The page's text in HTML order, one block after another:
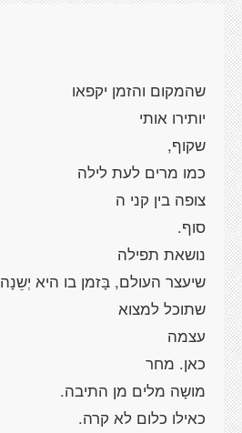
שהמקום והזמן יקפאו
יותירו אותי
שקוף,
כמו מרים לעת לילה
צופה בין קני ה
סוף.
נושאת תפילה
שיעצר העולם, בָּזמן בו היא יְשֵנָה
שתוכל למצוא
עצמה
כאן. מחר
מושָה מלים מן התיבה.
כאילו כלום לא קרה.